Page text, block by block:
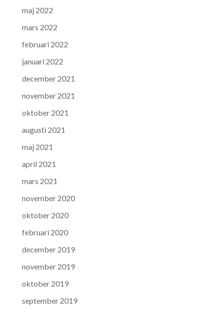
maj 2022
mars 2022
februari 2022
januari 2022
december 2021
november 2021
oktober 2021
augusti 2021
maj 2021
april 2021
mars 2021
november 2020
oktober 2020
februari 2020
december 2019
november 2019
oktober 2019
september 2019